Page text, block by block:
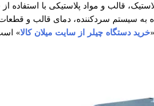
قالب و مواد پلاستیکی با استفاده
به سیستم سردکننده، دمای قالب و
خرید دستگاه چیلر از سایت میلان کالا»